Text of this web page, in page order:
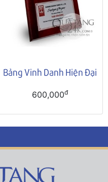
Bảng Vinh Danh Hiện Đại
600,000đ